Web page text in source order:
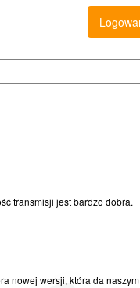
transmisji jest bardzo dobra.
nowej wersji, która da